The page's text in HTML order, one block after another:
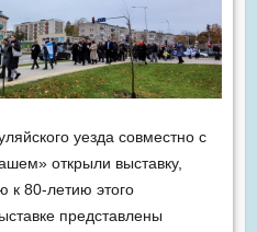
уезда совместно с
открыли выставку,
к 80-летию этого
представлены